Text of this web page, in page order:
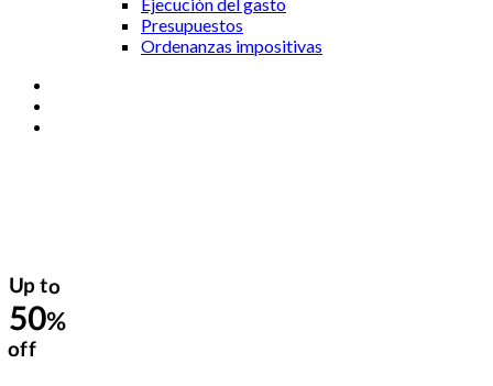
Presupuestos
Ordenanzas impositivas
Up to
50%
off